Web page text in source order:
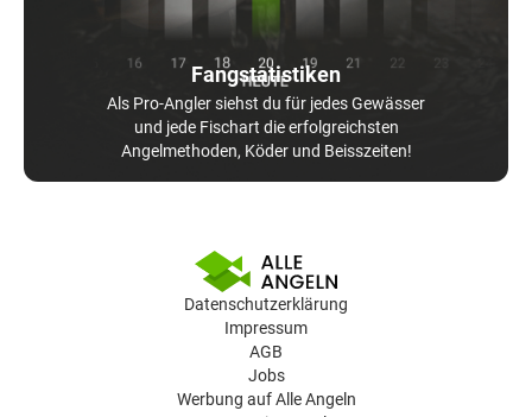
Fangstatistiken
Als Pro-Angler siehst du für jedes Gewässer
und jede Fischart die erfolgreichsten
Angelmethoden, Köder und Beisszeiten!
Datenschutzerklärung
Impressum
AGB
Jobs
Werbung auf Alle Angeln